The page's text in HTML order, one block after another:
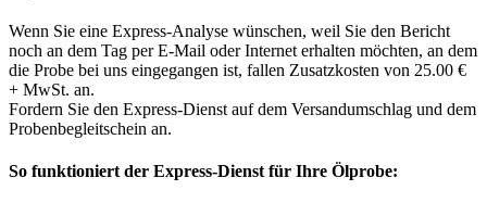
Wenn Sie eine Express-Analyse wünschen, weil Sie den Bericht
noch an dem Tag per E-Mail oder Internet erhalten möchten, an dem
die Probe bei uns eingegangen ist, fallen Zusatzkosten von 25.00 €
+ MwSt. an.
Fordern Sie den Express-Dienst auf dem Versandumschlag und dem
Probenbegleitschein an.
So funktioniert der Express-Dienst für Ihre Ölprobe: